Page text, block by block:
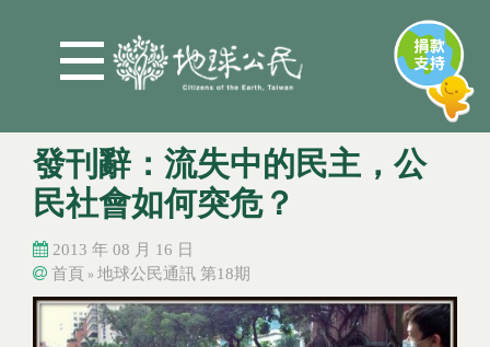
發刊辭：流失中的民主，公
民社會如何突危？
2013 年 08 月 16 日
您在這裡
首頁 » 地球公民通訊 第18期
您在這裡